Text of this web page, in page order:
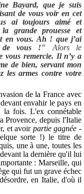
Bayard, que je suis
de vous voir en cet
ai toujours aimé et
grande prouesse et
en vous. Ah ! que j’ai
de vous !" Alors le
vous remercie. Il n’y a
de bien, servant mon
armes contre votre
de la France avec
devant envahir le pays en
la fois. L'ex connétable
Provence, depuis l'Italie
et avoir partie gagnée -
sorte !) le titre de
une à une, toutes les
la dernière qu'il lui
: Marseille, qui
qui fut un grave échec
en Italie, d'où il